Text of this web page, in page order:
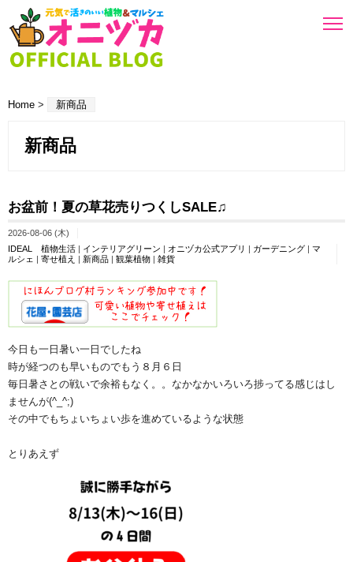
Home > 新商品
新商品
お盆前！夏の草花売りつくしSALE♫
2026-08-06 (木)
IDEAL 植物生活 | インテリアグリーン | オニヅカ公式アプリ | ガーデニング | マ
ルシェ | 寄せ植え | 新商品 | 観葉植物 | 雑貨
今日も一日暑い一日でしたね
時が経つのも早いものでもう８月６日
毎日暑さとの戦いで余裕もなく。。なかなかいろいろ捗ってる感じはし
ませんが(^_^;)
その中でもちょいちょい歩を進めているような状態
とりあえず